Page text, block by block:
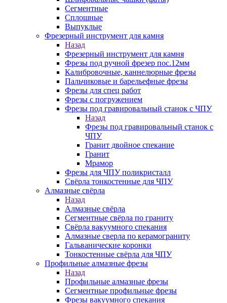
Сегментные
Сплошные
Выпуклые
Фрезерный инструмент для камня
Назад
Фрезерный инструмент для камня
Фрезы под ручной фрезер пос.12мм
Калибровочные, каннелюрные фрезы
Пальчиковые и барельефные фрезы
Фрезы для спец работ
Фрезы с погружением
Фрезы под гравировальный станок с ЧПУ
Назад
Фрезы под гравировальный станок с
ЧПУ
Гранит двойное спекание
Гранит
Мрамор
Фрезы для ЧПУ поликристалл
Свёрла тонкостенные для ЧПУ
Алмазные свёрла
Назад
Алмазные свёрла
Сегментные свёрла по граниту
Свёрла вакуумного спекания
Алмазные сверла по керамограниту
Гальванические коронки
Тонкостенные свёрла для ЧПУ
Профильные алмазные фрезы
Назад
Профильные алмазные фрезы
Сегментные профильные фрезы
Фрезы вакуумного спекания